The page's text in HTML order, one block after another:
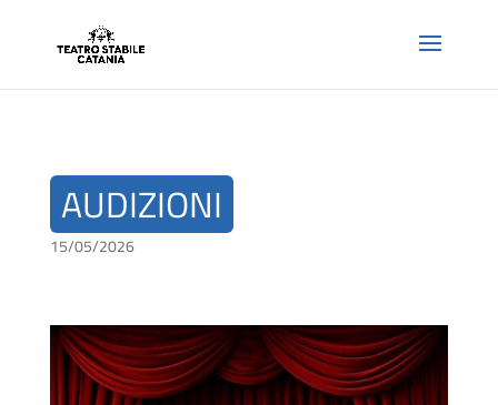
AUDIZIONI
15/05/2026